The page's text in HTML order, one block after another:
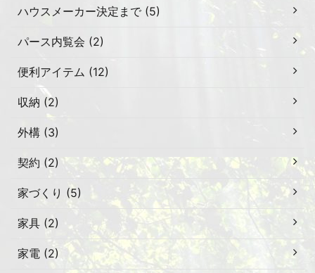
ハウスメーカー決定まで (5)
パース内覧会 (2)
便利アイテム (12)
収納 (2)
外構 (3)
契約 (2)
家づくり (5)
家具 (2)
家電 (2)